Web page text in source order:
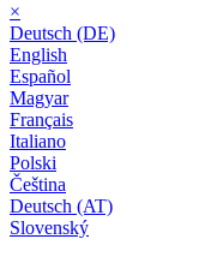
×
Deutsch (DE)
English
Español
Magyar
Français
Italiano
Polski
Čeština
Deutsch (AT)
Slovenský